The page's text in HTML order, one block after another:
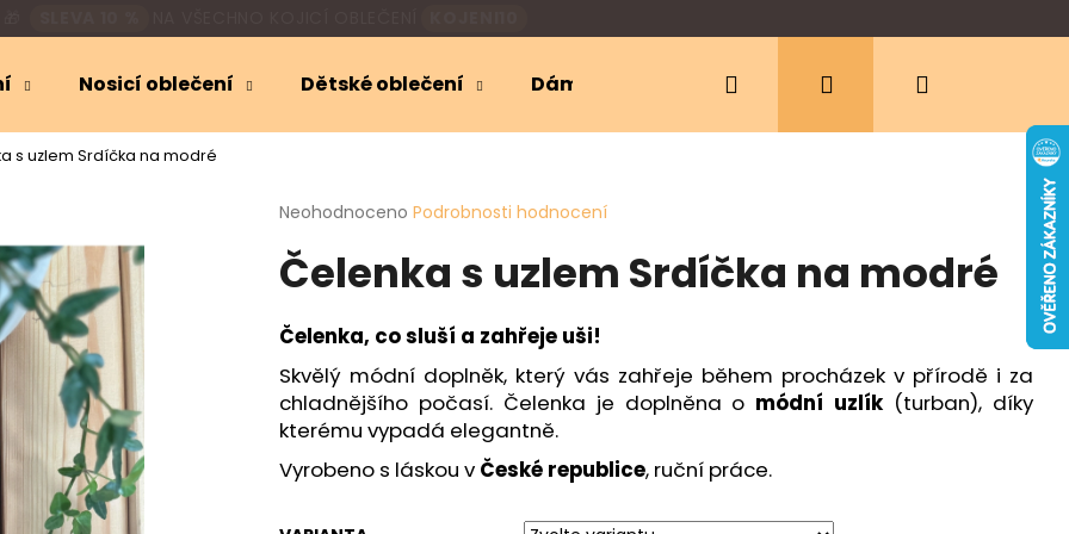
Nosicí oblečení Dětské oblečení Dámské oblečení Ergonomická nosítka
Hledat PřihlášeníNákupní
s uzlem Srdíčka na modré
Průměrné
produktu
je
z
5
hvězdiček.
Neohodnoceno Podrobnosti hodnocení
Čelenka s uzlem Srdíčka na modré
Čelenka, co sluší a zahřeje uši!
Skvělý módní doplněk, který vás zahřeje během procházek v přírodě i za
chladnějšího počasí. Čelenka je doplněna o módní uzlík (turban), díky
kterému vypadá elegantně.
Vyrobeno s láskou v České republice, ruční práce.
Co potřebujete najít?
HLEDAT
Doporučujeme